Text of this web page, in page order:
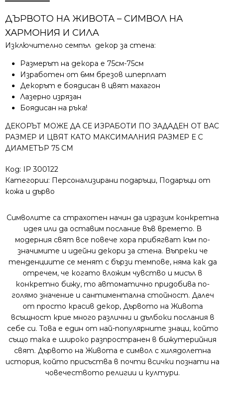
ДЪРВОТО НА ЖИВОТА – СИМВОЛ НА
ХАРМОНИЯ И СИЛА
Изключително семпъл декор за стена:
Размерът на декора е 75см-75см
Изработен от 6мм брезов шперплат
Декорът е боядисан в цвят махагон
Лазерно изрязан
Боядисан на ръка!
ДЕКОРЪТ МОЖЕ ДА СЕ ИЗРАБОТИ ПО ЗАДАДЕН ОТ ВАС
РАЗМЕР И ЦВЯТ КАТО МАКСИМАЛНИЯ РАЗМЕР Е С
ДИАМЕТЪР 75 СМ
Код: IP 300122
Категории: Персонализирани подаръци, Подаръци от
кожа и дърво
Символите са страхотен начин да изразим конкретна
идея или да оставим послание във времето. В
модерния свят все повече хора прибягват към по-
значимите и идейни декори за стена. Въпреки че
тенденциите се менят с бързи темпове, няма как да
отречем, че когато вложим чувство и мисъл в
конкретно бижу, то автоматично придобива по-
голямо значение и сантиментална стойност. Далеч
от просто красив декор, Дървото на Живота
всъщност крие много различни и дълбоки послания в
себе си. Това е един от най-популярните знаци, който
също така е широко разпространен в бижутерийния
свят. Дървото на Живота е символ с хилядолетна
история, който присъства в почти всички познати на
човечеството религии и култури.